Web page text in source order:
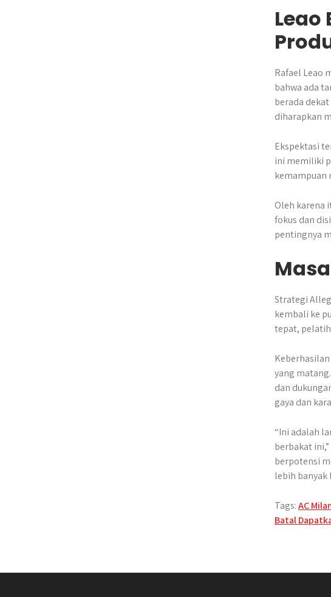
Leao
Rafael Leao
bahwa ada
berada
diharapkan
Ekspektasi
ini memiliki
kemampuan
Oleh karena
fokus dan
pentingnya
Strategi
kembali ke
tepat,
yang
dan
gaya dan
“Ini adalah
berbakat
berpotensi
lebih banyak
Tags:AC
Post
Batal